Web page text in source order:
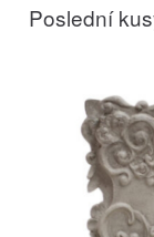
Poslední